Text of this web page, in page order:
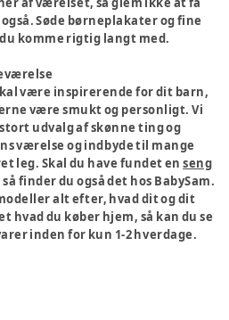
Søde børneplakater og fine
komme rigtig langt med.
være inspirerende for dit barn,
være smukt og personligt. Vi
udvalg af skønne ting og
værelse og indbyde til mange
leg. Skal du have fundet enseng
finder du også det hos BabySam.
alt efter, hvad dit og dit
hvad du køber hjem, så kan du se
inden for kun 1-2 hverdage.